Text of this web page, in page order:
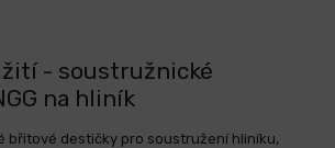
- soustružnické
na hliník
břitové destičky pro soustružení hliníku,